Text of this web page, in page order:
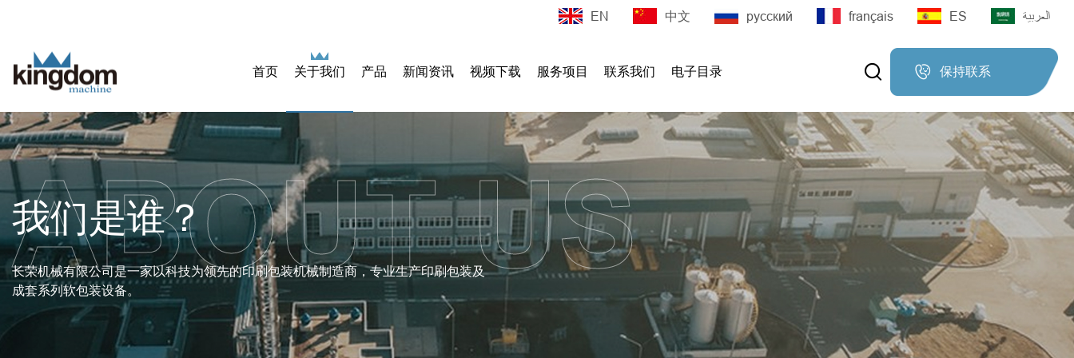
EN 中文 русский français ES العربية
首页 关于我们 产品 新闻资讯 视频下载 服务项目 联系我们 电子目录 


 保持联系
我们是谁？
ABOUT US
长荣机械有限公司是一家以科技为领先的印刷包装机械制造商，专业生产印刷包装及
成套系列软包装设备。